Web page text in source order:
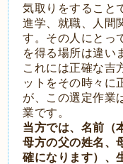
気取りをすること
進学、就職、人間
す。その人にとっ
を得る場所は違い
これには正確な吉
ットをその時々に
が、この選定作業
業です。
当方では、名前（
母方の父の姓名、
確になります）、